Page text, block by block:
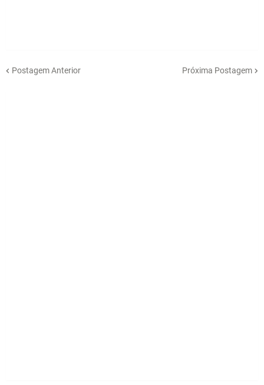
Postagem Anterior Próxima Postagem